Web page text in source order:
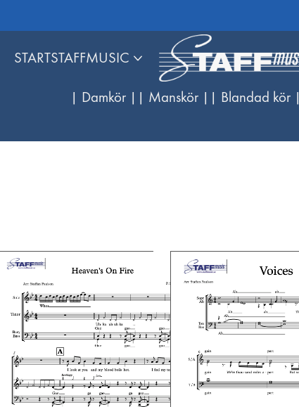
STARTSTAFFMUSIC
| Damkör | | Manskör | | Blandad kör |